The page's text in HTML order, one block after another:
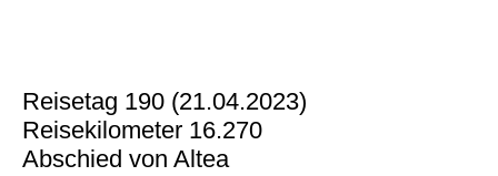
Reisetag 190 (21.04.2023)
Reisekilometer 16.270
Abschied von Altea